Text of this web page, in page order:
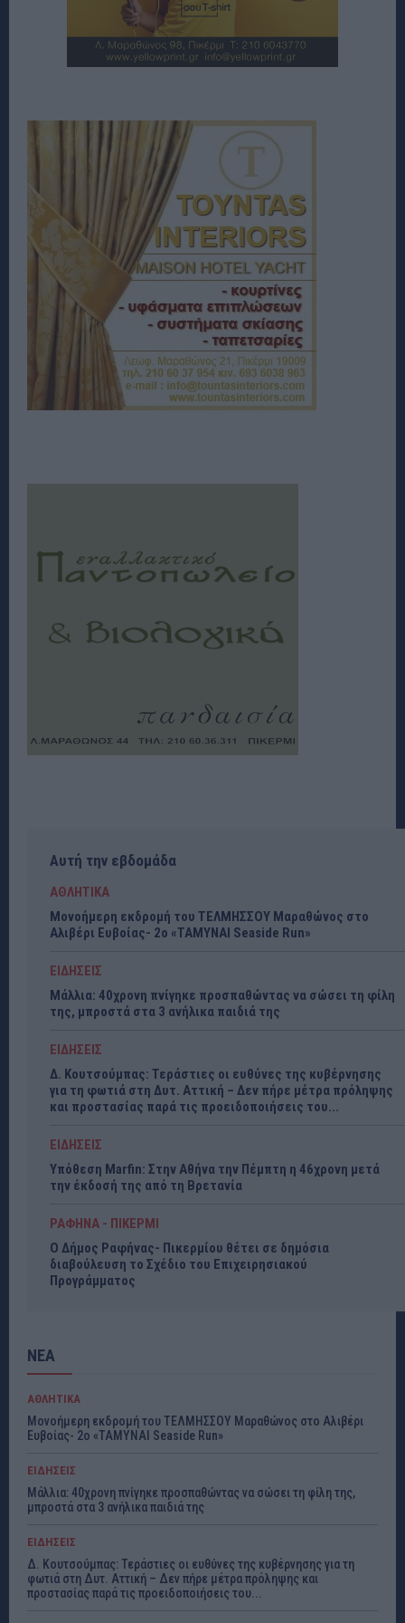
Αυτή την εβδομάδα
ΑΘΛΗΤΙΚΑ
Μονοήμερη εκδρομή του ΤΕΛΜΗΣΣΟΥ Μαραθώνος στο
Αλιβέρι Ευβοίας- 2ο «ΤΑΜΥΝΑΙ Seaside Run»
ΕΙΔΗΣΕΙΣ
Μάλλια: 40χρονη πνίγηκε προσπαθώντας να σώσει τη φίλη
της, μπροστά στα 3 ανήλικα παιδιά της
ΕΙΔΗΣΕΙΣ
Δ. Κουτσούμπας: Τεράστιες οι ευθύνες της κυβέρνησης
για τη φωτιά στη Δυτ. Αττική – Δεν πήρε μέτρα πρόληψης
και προστασίας παρά τις προειδοποιήσεις του...
ΕΙΔΗΣΕΙΣ
Υπόθεση Marfin: Στην Αθήνα την Πέμπτη η 46χρονη μετά
την έκδοσή της από τη Βρετανία
ΡΑΦΗΝΑ - ΠΙΚΕΡΜΙ
Ο Δήμος Ραφήνας- Πικερμίου θέτει σε δημόσια
διαβούλευση το Σχέδιο του Επιχειρησιακού
Προγράμματος
ΝΕΑ
ΑΘΛΗΤΙΚΑ
Μονοήμερη εκδρομή του ΤΕΛΜΗΣΣΟΥ Μαραθώνος στο Αλιβέρι
Ευβοίας- 2ο «ΤΑΜΥΝΑΙ Seaside Run»
ΕΙΔΗΣΕΙΣ
Μάλλια: 40χρονη πνίγηκε προσπαθώντας να σώσει τη φίλη της,
μπροστά στα 3 ανήλικα παιδιά της
ΕΙΔΗΣΕΙΣ
Δ. Κουτσούμπας: Τεράστιες οι ευθύνες της κυβέρνησης για τη
φωτιά στη Δυτ. Αττική – Δεν πήρε μέτρα πρόληψης και
προστασίας παρά τις προειδοποιήσεις του...